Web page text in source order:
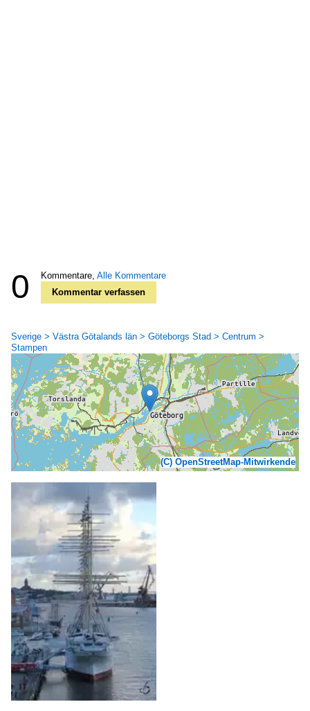
0 Kommentare, Alle Kommentare
Kommentar verfassen
Sverige > Västra Götalands län > Göteborgs Stad > Centrum >
Stampen
(C) OpenStreetMap-Mitwirkende